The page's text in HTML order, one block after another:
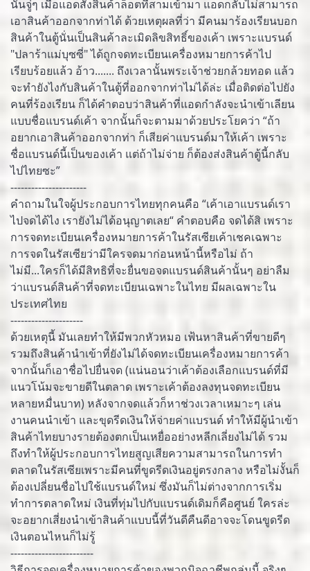
นั้นจู่ๆ เมื่อแอดสั่งสินค้าล็อตที่สามเข้ามา แอดกลับไม่สามารถ
เอาสินค้าออกจากท่าได้ ด้วยเหตุผลที่ว่า มีคนมาร้องเรียนบอก
สินค้าในตู้นั่นเป็นสินค้าละเมิดลิขสิทธิ์ของเค้า เพราะแบรนด์
"ปลาร้าแม่บุซซี่" ได้ถูกจดทะเบียนเครื่องหมายการค้าไป
เรียบร้อยแล้ว อ้าว....... ถึงเวลานั้นพระเจ้าช่วยกล้วยทอด แล้ว
จะทำยังไงกับสินค้าในตู้ที่ออกจากท่าไม่ได้ล่ะ เมื่อติดต่อไปยัง
คนที่ร้องเรียน ก็ได้คำตอบว่าสินค้าที่แอดกำลังจะนำเข้าเลียน
แบบชื่อแบรนด์เค้า จากนั้นก็จะตามมาด้วยประโยคว่า “ถ้า
อยากเอาสินค้าออกจากท่า ก็เสียค่าแบรนด์มาให้เค้า เพราะ
ชื่อแบรนด์นี้เป็นของเค้า แต่ถ้าไม่จ่าย ก็ต้องส่งสินค้าตู้นี้กลับ
ไปไทยซะ”
----------------------
คำถามในใจผู้ประกอบการไทยทุกคนคือ “เค้าเอาแบรนด์เรา
ไปจดได้ไง เรายังไม่ได้อนุญาตเลย“ คำตอบคือ จดได้สิ เพราะ
การจดทะเบียนเครื่องหมายการค้าในรัสเซียเค้าเชคเฉพาะ
การจดในรัสเซียว่ามีใครจดมาก่อนหน้านี้หรือไม่ ถ้า
ไม่มี...ใครก็ได้มีสิทธิที่จะยื่นขอจดแบรนด์สินค้านั้นๆ อย่าลืม
ว่าแบรนด์สินค้าที่จดทะเบียนเฉพาะในไทย มีผลเฉพาะใน
ประเทศไทย
---------------------
ด้วยเหตุนี้ มันเลยทำให้มีพวกหัวหมอ เฟ้นหาสินค้าที่ขายดีๆ
รวมถึงสินค้านำเข้าที่ยังไม่ได้จดทะเบียนเครื่องหมายการค้า
จากนั้นก็เอาชื่อไปยื่นจด (แน่นอนว่าเค้าต้องเลือกแบรนด์ที่มี
แนวโน้มจะขายดีในตลาด เพราะเค้าต้องลงทุนจดทะเบียน
หลายหมื่นบาท) หลังจากจดแล้วก็หาช่วงเวลาเหมาะๆ เล่น
งานคนนำเข้า และขุดรีดเงินให้จ่ายค่าแบรนด์ ทำให้มีผู้นำเข้า
สินค้าไทยบางรายต้องตกเป็นเหยื่ออย่างหลีกเลี่ยงไม่ได้ รวม
ถึงทำให้ผู้ประกอบการไทยสูญเสียความสามารถในการทำ
ตลาดในรัสเซียเพราะมีคนที่ขูดรีดเงินอยู่ตรงกลาง หรือไม่งั้นก็
ต้องเปลี่ยนชื่อไปใช้แบรนด์ใหม่ ซึ่งมันก็ไม่ต่างจากการเริ่ม
ทำการตลาดใหม่ เงินที่ทุ่มไปกับแบรนด์เดิมก็คือศูนย์ ใครล่ะ
จะอยากเสี่ยงนำเข้าสินค้าแบบนี้ที่วันดีคืนดีอาจจะโดนขูดรีด
เงินตอนไหนก็ไม่รู้
------------------------